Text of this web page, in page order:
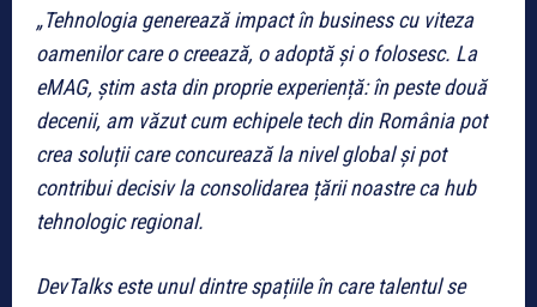
„Tehnologia generează impact în business cu viteza
oamenilor care o creează, o adoptă şi o folosesc. La
eMAG, ştim asta din proprie experiență: în peste două
decenii, am văzut cum echipele tech din România pot
crea soluții care concurează la nivel global şi pot
contribui decisiv la consolidarea țării noastre ca hub
tehnologic regional.
DevTalks este unul dintre spațiile în care talentul se